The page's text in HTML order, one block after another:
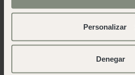
Personalizar
Denegar